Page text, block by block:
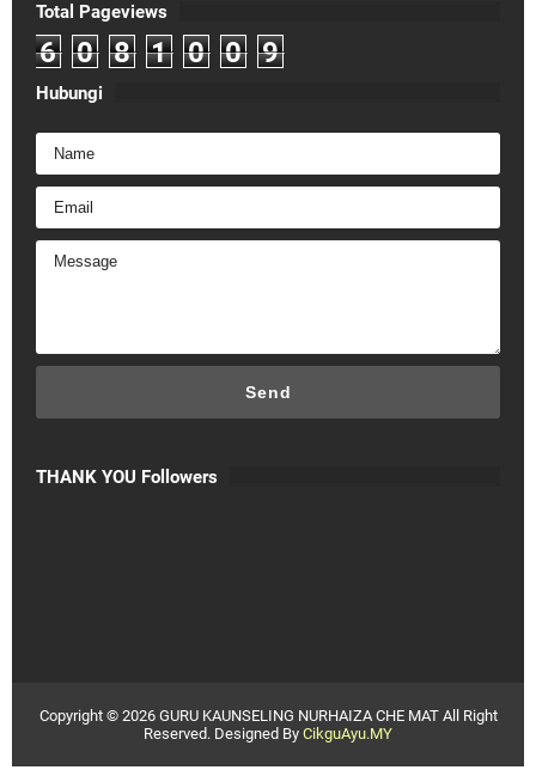
Total Pageviews
6 0 8 1 0 0 9
Hubungi
THANK YOU Followers
Copyright © 2026 GURU KAUNSELING NURHAIZA CHE MAT All Right
Reserved. Designed By CikguAyu.MY